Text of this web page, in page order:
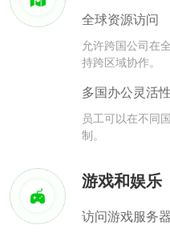
全球资源访问
允许跨国公司在
持跨区域协作。
多国办公灵活性
员工可以在不同
制。
游戏和娱乐
访问游戏服务器